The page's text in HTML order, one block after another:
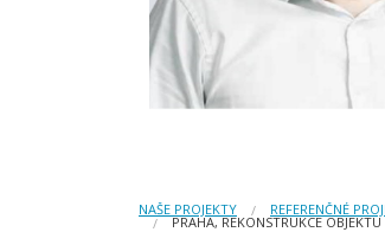
NAŠE PROJEKTY REFERENČNÉ
PRAHA, REKONSTRUKCE